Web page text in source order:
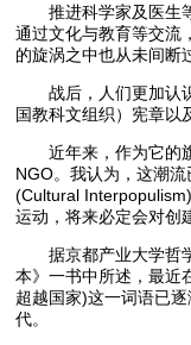
推进科学家及医生等
通过文化与教育等交流
的旋涡之中也从未间断
战后，人们更加认识
国教科文组织）宪章以
近年来，作为它的旗
NGO。我认为，这潮
(Cultural
运动，将来必定会对创
据京都产业大学哲学
本》一书中所述，最近
超越国家)这一词语已
代。